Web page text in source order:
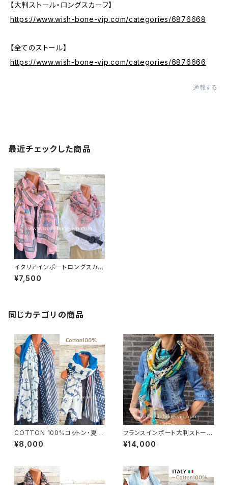
【大判ストール・ロングスカーフ】
https://www.wish-bone-vip.com/categories/6876668
【全てのストール】
https://www.wish-bone-vip.com/categories/6876666
通報する
最近チェックした商品
イタリアインポートロングスカー
フ・大判スカーフ/ヨーロピアン
ホース・馬柄・ピンク
¥7,500
同じカテゴリの商品
COTTON 100%コットン・夏の
ストール インポート大判ストー
ル ｜通気性・肌触りの良いロン
¥8,000
フランスインポート大判ストー
ル・スクエア調タッセル付き ポリ
エステル ストール・スカーフ｜ア
¥14,000